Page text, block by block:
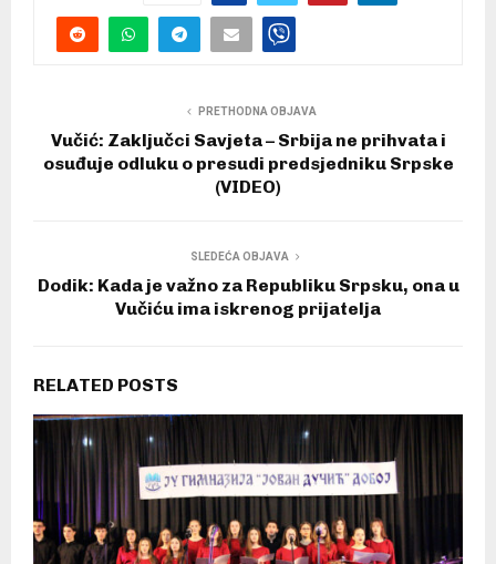
PRETHODNA OBJAVA
Vučić: Zaključci Savjeta – Srbija ne prihvata i
osuđuje odluku o presudi predsjedniku Srpske
(VIDEO)
SLEDEĆA OBJAVA
Dodik: Kada je važno za Republiku Srpsku, ona u
Vučiću ima iskrenog prijatelja
RELATED POSTS